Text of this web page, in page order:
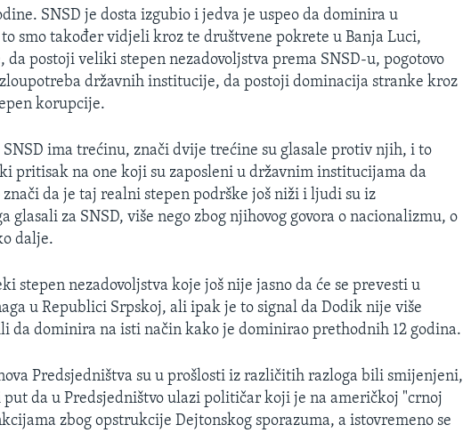
SNSD je dosta izgubio i jedva je uspeo da dominira u
smo također vidjeli kroz te društvene pokrete u Banja Luci,
da postoji veliki stepen nezadovoljstva prema SNSD-u, pogotovo
državnih institucije, da postoji dominacija stranke kroz
korupcije.
ima trećinu, znači dvije trećine su glasale protiv njih, i to
pritisak na one koji su zaposleni u državnim institucijama da
znači da je taj realni stepen podrške još niži i ljudi su iz
glasali za SNSD, više nego zbog njihovog govora o nacionalizmu, o
dalje.
stepen nezadovoljstva koje još nije jasno da će se prevesti u
u Republici Srpskoj, ali ipak je to signal da Dodik nije više
da dominira na isti način kako je dominirao prethodnih 12 godina.
Predsjedništva su u prošlosti iz različitih razloga bili smijenjeni,
da u Predsjedništvo ulazi političar koji je na američkoj "crnoj
zbog opstrukcije Dejtonskog sporazuma, a istovremeno se